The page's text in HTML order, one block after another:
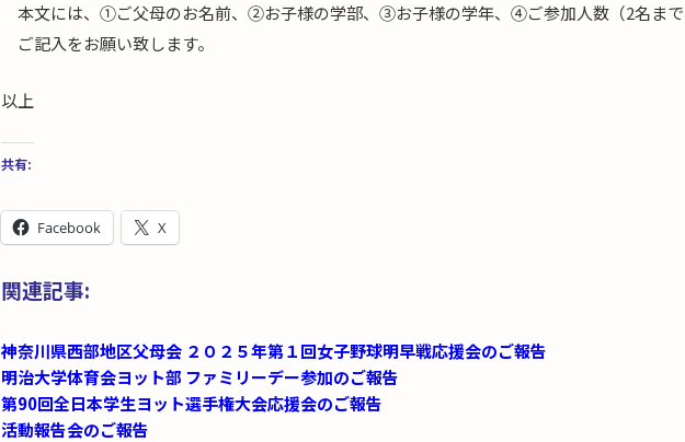
本文には、①ご父母のお名前、②お子様の学部、③お子様の学年、④ご参加人数（2名ま
ご記入をお願い致します。
以上
共有:
Facebook X
関連記事:
神奈川県西部地区父母会 ２０２５年第１回女子野球明早戦応援会のご報告
明治大学体育会ヨット部 ファミリーデー参加のご報告
第90回全日本学生ヨット選手権大会応援会のご報告
活動報告会のご報告